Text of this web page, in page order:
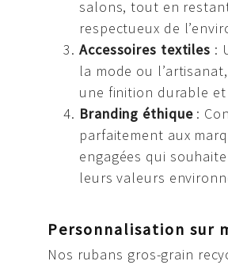
salons, tout en
respectueux de
Accessoires textiles :
la mode ou
une finition durable
Branding éthique:
parfaitement aux
engagées qui
leurs valeurs
Personnalisation sur
Nos rubans gros-grain